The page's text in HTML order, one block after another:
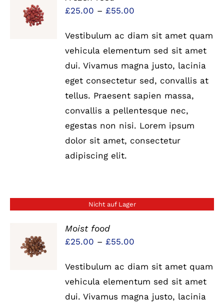
DETAILS
£25.00 –£55.00
bis
£55.00
Vestibulum ac diam sit amet quam
vehicula elementum sed sit amet
dui. Vivamus magna justo, lacinia
eget consectetur sed, convallis at
tellus. Praesent sapien massa,
convallis a pellentesque nec,
egestas non nisi. Lorem ipsum
dolor sit amet, consectetur
adipiscing elit.
Nicht auf Lager
DETAILS
Moist food
£25.00 –£55.00
bis
£55.00
Vestibulum ac diam sit amet quam
vehicula elementum sed sit amet
dui. Vivamus magna justo, lacinia